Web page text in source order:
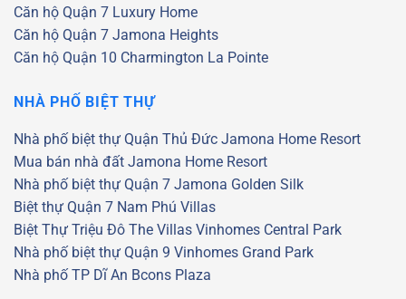
Căn hộ Quận 7 Luxury Home
Căn hộ Quận 7 Jamona Heights
Căn hộ Quận 10 Charmington La Pointe
NHÀ PHỐ BIỆT THỰ
Nhà phố biệt thự Quận Thủ Đức Jamona Home Resort
Mua bán nhà đất Jamona Home Resort
Nhà phố biệt thự Quận 7 Jamona Golden Silk
Biệt thự Quận 7 Nam Phú Villas
Biệt Thự Triệu Đô The Villas Vinhomes Central Park
Nhà phố biệt thự Quận 9 Vinhomes Grand Park
Nhà phố TP Dĩ An Bcons Plaza